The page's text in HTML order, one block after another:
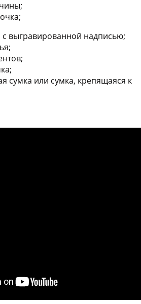
с выгравированной надписью;
сумка или сумка, крепящаяся к